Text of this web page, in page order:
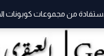
من مجموعات كوبونات